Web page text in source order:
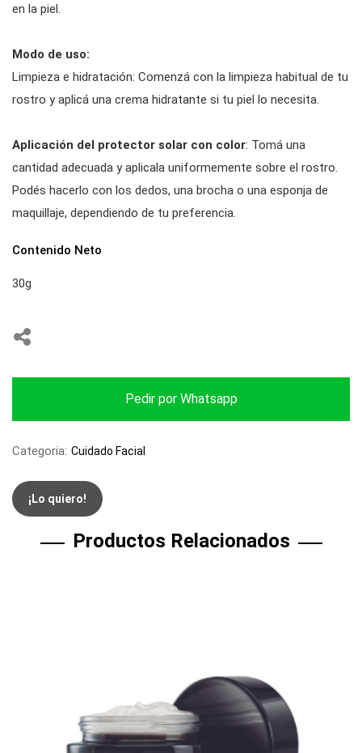
en la piel.
Modo de uso:
Limpieza e hidratación: Comenzá con la limpieza habitual de tu
rostro y aplicá una crema hidratante si tu piel lo necesita.
Aplicación del protector solar con color: Tomá una
cantidad adecuada y aplicala uniformemente sobre el rostro.
Podés hacerlo con los dedos, una brocha o una esponja de
maquillaje, dependiendo de tu preferencia.
Contenido Neto
30g
Pedir por Whatsapp
Categoria: Cuidado Facial
¡Lo quiero!
Productos Relacionados